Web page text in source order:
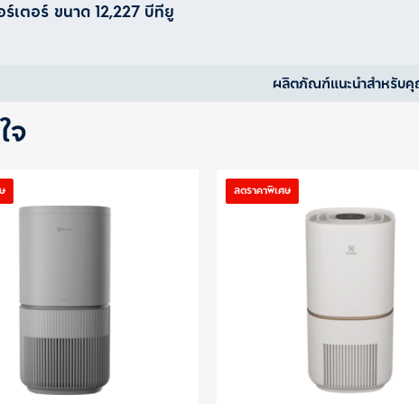
เตอร์ ขนาด 12,227 บีทียู
ผลิตภัณฑ์แนะนำสำหรับ
จ
ลดราคาพิเศษ